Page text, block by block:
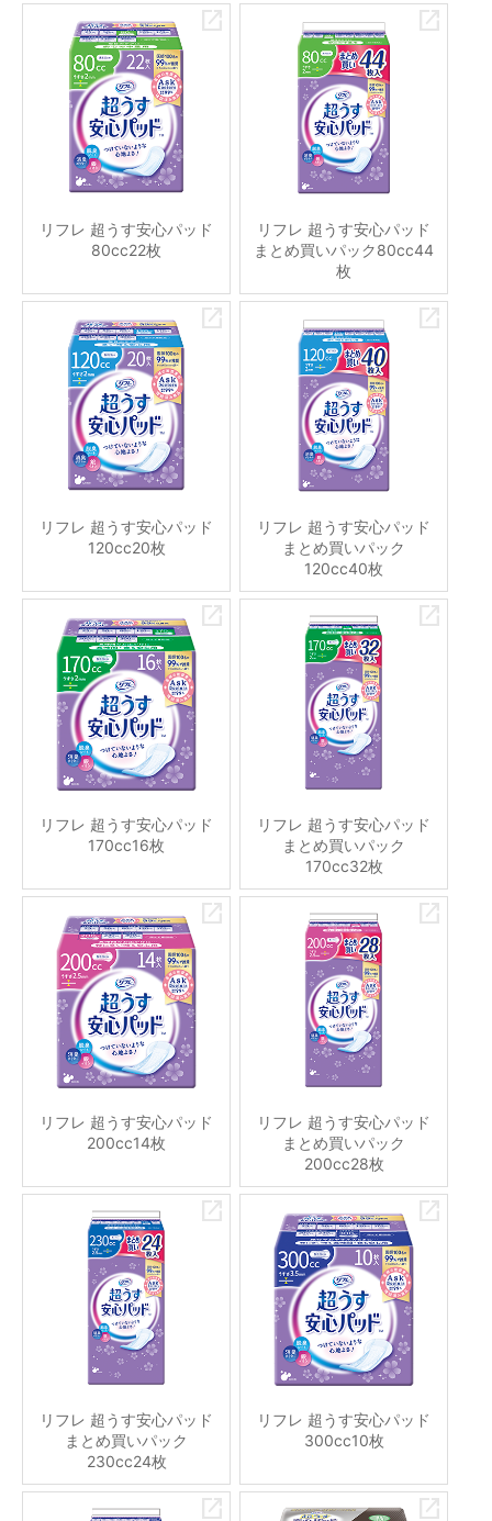
リフレ 超うす安心パッド
80cc22枚
リフレ 超うす安心パッド
まとめ買いパック80cc44
枚
リフレ 超うす安心パッド
120cc20枚
リフレ 超うす安心パッド
まとめ買いパック
120cc40枚
リフレ 超うす安心パッド
170cc16枚
リフレ 超うす安心パッド
まとめ買いパック
170cc32枚
リフレ 超うす安心パッド
200cc14枚
リフレ 超うす安心パッド
まとめ買いパック
200cc28枚
リフレ 超うす安心パッド
まとめ買いパック
230cc24枚
リフレ 超うす安心パッド
300cc10枚